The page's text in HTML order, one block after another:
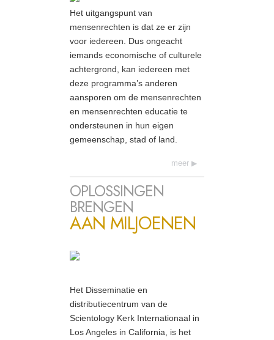
Het uitgangspunt van
mensenrechten is dat ze er zijn
voor iedereen. Dus ongeacht
iemands economische of culturele
achtergrond, kan iedereen met
deze programma’s anderen
aansporen om de mensenrechten
en mensenrechten educatie te
ondersteunen in hun eigen
gemeenschap, stad of land.
meer
OPLOSSINGEN
BRENGEN
AAN MILJOENEN
Het Disseminatie en
distributiecentrum van de
Scientology Kerk Internationaal in
Los Angeles in California, is het